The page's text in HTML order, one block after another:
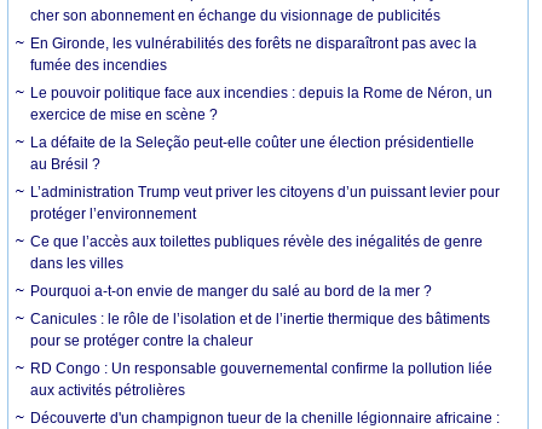
cher son abonnement en échange du visionnage de publicités
En Gironde, les vulnérabilités des forêts ne disparaîtront pas avec la
fumée des incendies
Le pouvoir politique face aux incendies : depuis la Rome de Néron, un
exercice de mise en scène ?
La défaite de la Seleção peut-elle coûter une élection présidentielle
au Brésil ?
L’administration Trump veut priver les citoyens d’un puissant levier pour
protéger l’environnement
Ce que l’accès aux toilettes publiques révèle des inégalités de genre
dans les villes
Pourquoi a-t-on envie de manger du salé au bord de la mer ?
Canicules : le rôle de l’isolation et de l’inertie thermique des bâtiments
pour se protéger contre la chaleur
RD Congo : Un responsable gouvernemental confirme la pollution liée
aux activités pétrolières
Découverte d'un champignon tueur de la chenille légionnaire africaine :